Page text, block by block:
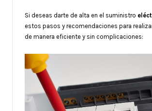
Si deseas darte de alta en el suministro
estos pasos y recomendaciones para
de manera eficiente y sin complicaciones: